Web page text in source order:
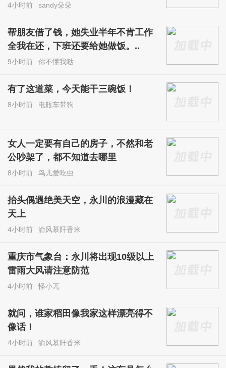
4小时前 sandy朵朵
帮朋友借了钱，她失业半年不肯工作
全我在还，下班还要给她做饭。..
9小时前 你不懂我哒
有了这道菜，今天能干三碗饭！
8小时前 电瓶车带狗
女人一定要有自己的房子，不然和老
公吵架了，都不知道去哪里
8小时前 鸟儿爱吃虫
抬头偶遇绝美天空，永川的浪漫藏在
天上
4小时前 渝风慕阡香米
重庆市气象台：永川将出现10级以上
雷雨大风请注意防范
4小时前 怪小兀
就问，谁家稻田像我家这样漂亮得不
像话！
4小时前 渝风慕阡香米